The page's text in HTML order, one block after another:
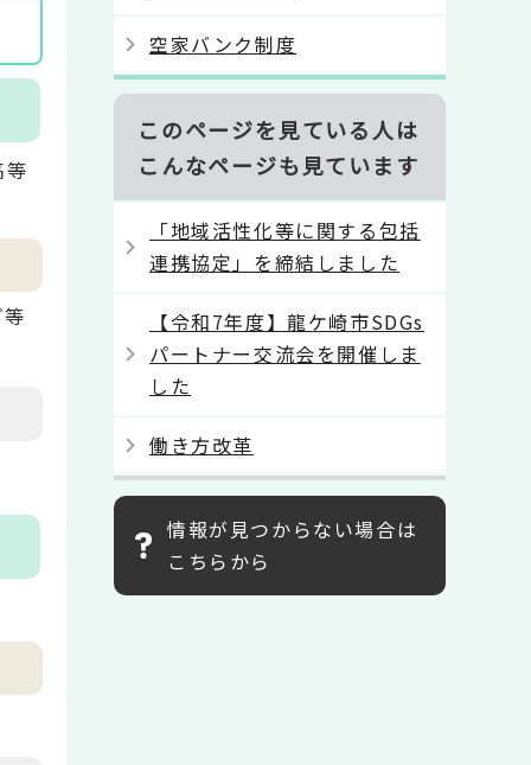
等
空家バンク制度
このページを見ている人は
こんなページも見ています
「地域活性化等に関する包括
連携協定」を締結しました
【令和7年度】龍ケ崎市SDGs
パートナー交流会を開催しま
した
働き方改革
情報が見つからない場合は
こちらから